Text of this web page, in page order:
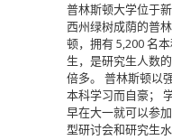
普林斯顿大学位于
西州绿树成荫的普
顿，拥有 5,200 名
生，是研究生人数
倍多。
普林斯顿以
本科学习而自豪；
早在大一就可以参
型研讨会和研究生